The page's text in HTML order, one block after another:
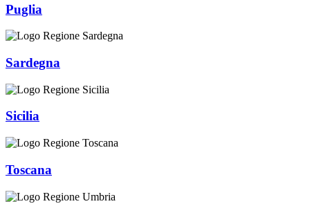
Puglia
Sardegna
Sicilia
Toscana